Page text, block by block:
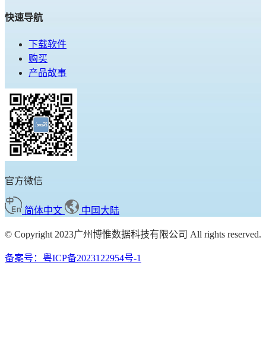
快速导航
下载软件
购买
产品故事
官方微信
简体中文 中国大陆
© Copyright 2023广州博惟数据科技有限公司 All rights reserved.
备案号：粤ICP备2023122954号-1